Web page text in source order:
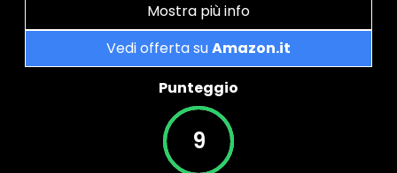
Mostra più info
Vedi offerta suAmazon.it
Punteggio
9